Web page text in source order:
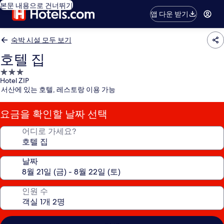
본문 내용으로 건너뛰기
앱 다운 받기
숙박 시설 모두 보기
호텔 집
3.0
성
급
숙
박
시
Hotel ZIP
서산에 있는 호텔, 레스토랑 이용 가능
요금을 확인할 날짜 선택
어디로 가세요?
날짜
인원 수